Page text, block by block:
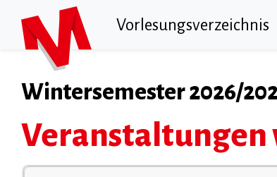
Vorlesungsverzeichnis
Wintersemester 2026/
Veranstaltungen